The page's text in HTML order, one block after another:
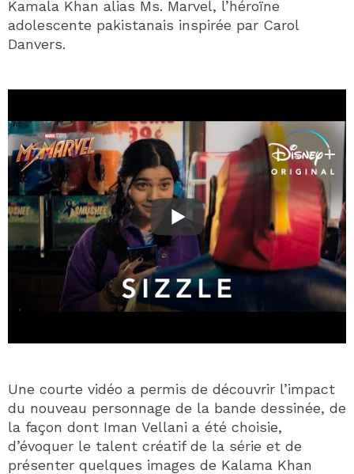
Kamala Khan alias Ms. Marvel, l’héroïne
adolescente pakistanais inspirée par Carol
Danvers.
Une courte vidéo a permis de découvrir l’impact
du nouveau personnage de la bande dessinée, de
la façon dont Iman Vellani a été choisie,
d’évoquer le talent créatif de la série et de
présenter quelques images de Kalama Khan